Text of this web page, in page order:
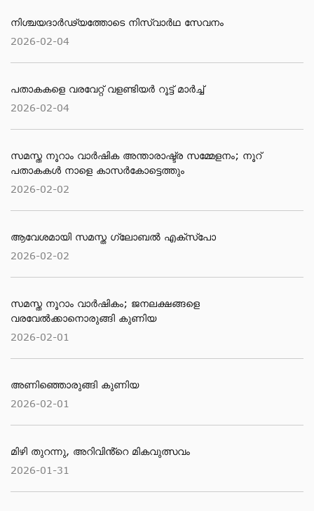
നിശ്ചയദാർഢ്യത്തോടെ നിസ്വാർഥ സേവനം
2026-02-04
പതാകകളെ വരവേറ്റ് വളണ്ടിയർ റൂട്ട് മാർച്ച്
2026-02-04
സമസ്ത നൂറാം വാര്‍ഷിക അന്താരാഷ്ട്ര സമ്മേളനം; നൂറ്
പതാകകള്‍ നാളെ കാസര്‍കോട്ടെത്തും
2026-02-02
ആവേശമായി സമസ്ത ഗ്ലോബല്‍ എക്‌സ്‌പോ
2026-02-02
സമസ്ത നൂറാം വാര്‍ഷികം; ജനലക്ഷങ്ങളെ
വരവേല്‍ക്കാനൊരുങ്ങി കുണിയ
2026-02-01
അണിഞ്ഞൊരുങ്ങി കുണിയ
2026-02-01
മിഴി തുറന്നു, അറിവിൻ്റെ മികവുത്സവം
2026-01-31